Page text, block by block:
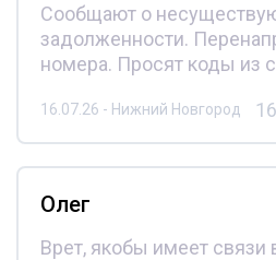
Сообщают о
задолженности.
номера. Просят коды из
16.07.26 - Нижний Новгород
Олег
Врет, якобы имеет связи